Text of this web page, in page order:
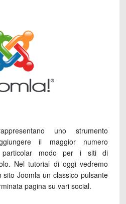
uno strumento
il maggior numero
modo per i siti di
Nel tutorial di oggi vedremo
Joomla un classico pulsante
pagina su vari social.